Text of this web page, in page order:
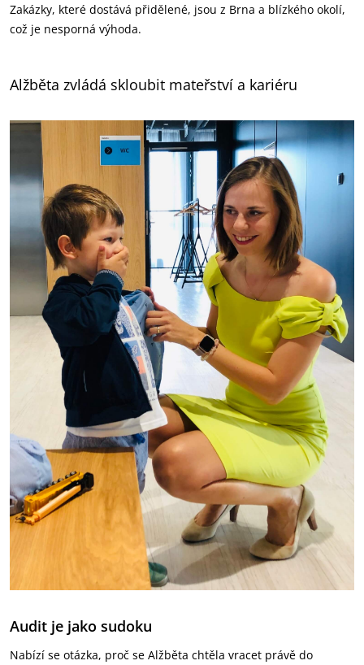
Zakázky, které dostává přidělené, jsou z Brna a blízkého okolí,
což je nesporná výhoda.
Alžběta zvládá skloubit mateřství a kariéru
Audit je jako sudoku
Nabízí se otázka, proč se Alžběta chtěla vracet právě do